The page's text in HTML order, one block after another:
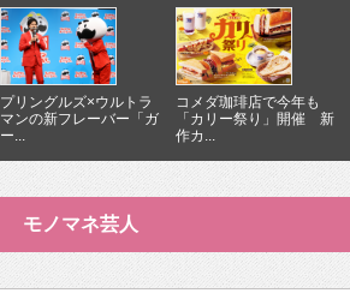
プリングルズ×ウルトラ
マンの新フレーバー「ガ
ー...
コメダ珈琲店で今年も
「カリー祭り」開催 新
作カ...
モノマネ芸人